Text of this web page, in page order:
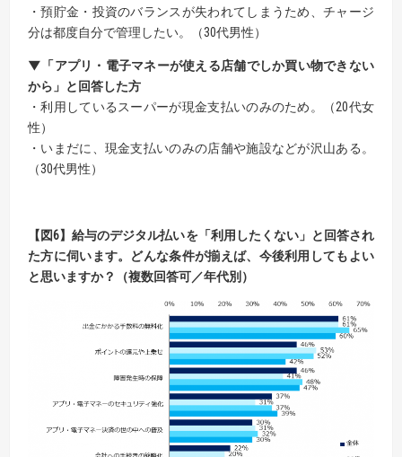
・預貯金・投資のバランスが失われてしまうため、チャージ
分は都度自分で管理したい。（30代男性）
▼「アプリ・電子マネーが使える店舗でしか買い物できない
から」と回答した方
・利用しているスーパーが現金支払いのみのため。（20代女
性）
・いまだに、現金支払いのみの店舗や施設などが沢山ある。
（30代男性）
【 図6】給与のデジタル払いを「利用したくない」と回答され
た方に伺います。 どんな条件が揃えば、今後利用してもよい
と思いますか？（複数回答可／年代別）